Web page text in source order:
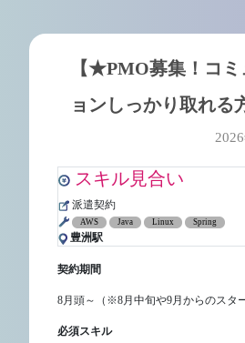
【★PMO募集！コ
ョンしっかり取れる
スキル見合い
派遣契約
AWS Java Linux Spring
豊洲駅
契約期間
8月頭～（※8月中旬や9月からのスタ
必須スキル